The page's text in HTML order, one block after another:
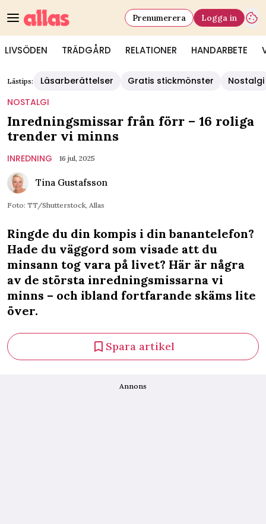
LIVSÖDEN TRÄDGÅRD RELATIONER HANDARBETE
Prenumerera Logga in
Lästips: Läsarberättelser Gratis stickmönster
Nostalgi
NOSTALGI
Inredningsmissar från förr – 16 roliga
trender vi minns
INREDNING 16 jul, 2025
Tina Gustafsson
Foto: TT/Shutterstock, Allas
Ringde du din kompis i din banantelefon?
Hade du väggord som visade att du
minsann tog vara på livet? Här är några
av de största inredningsmissarna vi
minns – och ibland fortfarande skäms lite
över.
Spara artikel
Annons